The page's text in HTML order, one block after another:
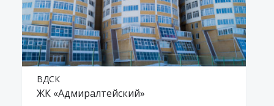
ВДСК
ЖК «Адмиралтейский»